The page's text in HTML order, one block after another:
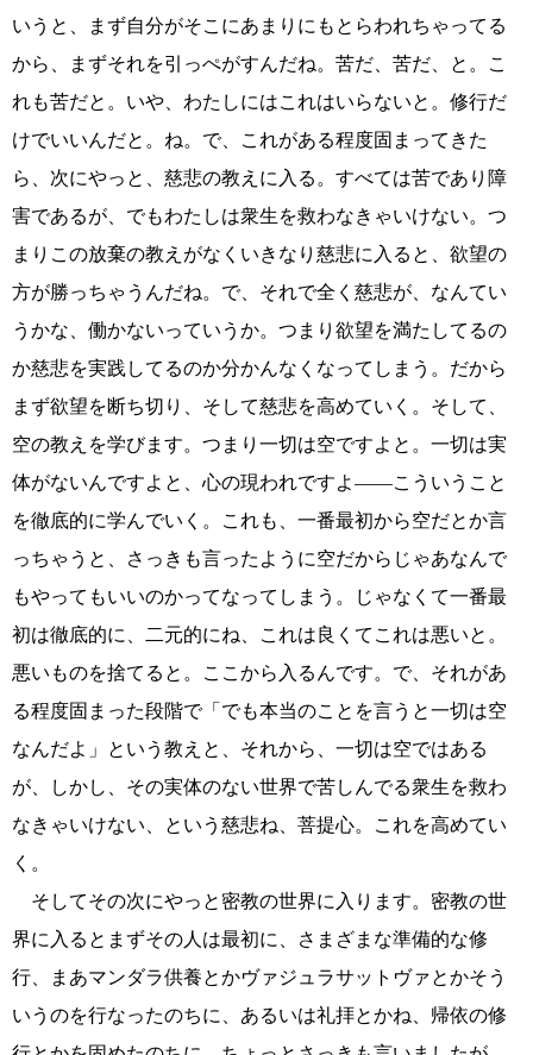
いうと、まず自分がそこにあまりにもとらわれちゃってる
から、まずそれを引っぺがすんだね。苦だ、苦だ、と。こ
れも苦だと。いや、わたしにはこれはいらないと。修行だ
けでいいんだと。ね。で、これがある程度固まってきた
ら、次にやっと、慈悲の教えに入る。すべては苦であり障
害であるが、でもわたしは衆生を救わなきゃいけない。つ
まりこの放棄の教えがなくいきなり慈悲に入ると、欲望の
方が勝っちゃうんだね。で、それで全く慈悲が、なんてい
うかな、働かないっていうか。つまり欲望を満たしてるの
か慈悲を実践してるのか分かんなくなってしまう。だから
まず欲望を断ち切り、そして慈悲を高めていく。そして、
空の教えを学びます。つまり一切は空ですよと。一切は実
体がないんですよと、心の現われですよ――こういうこと
を徹底的に学んでいく。これも、一番最初から空だとか言
っちゃうと、さっきも言ったように空だからじゃあなんで
もやってもいいのかってなってしまう。じゃなくて一番最
初は徹底的に、二元的にね、これは良くてこれは悪いと。
悪いものを捨てると。ここから入るんです。で、それがあ
る程度固まった段階で「でも本当のことを言うと一切は空
なんだよ」という教えと、それから、一切は空ではある
が、しかし、その実体のない世界で苦しんでる衆生を救わ
なきゃいけない、という慈悲ね、菩提心。これを高めてい
く。
そしてその次にやっと密教の世界に入ります。密教の世
界に入るとまずその人は最初に、さまざまな準備的な修
行、まあマンダラ供養とかヴァジュラサットヴァとかそう
いうのを行なったのちに、あるいは礼拝とかね、帰依の修